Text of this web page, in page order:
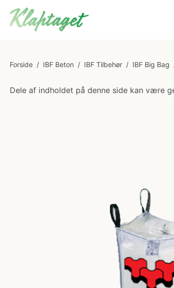
Forside / IBF Beton / IBF Tilbehør / IBF Big Bag
Dele af indholdet på denne side kan være